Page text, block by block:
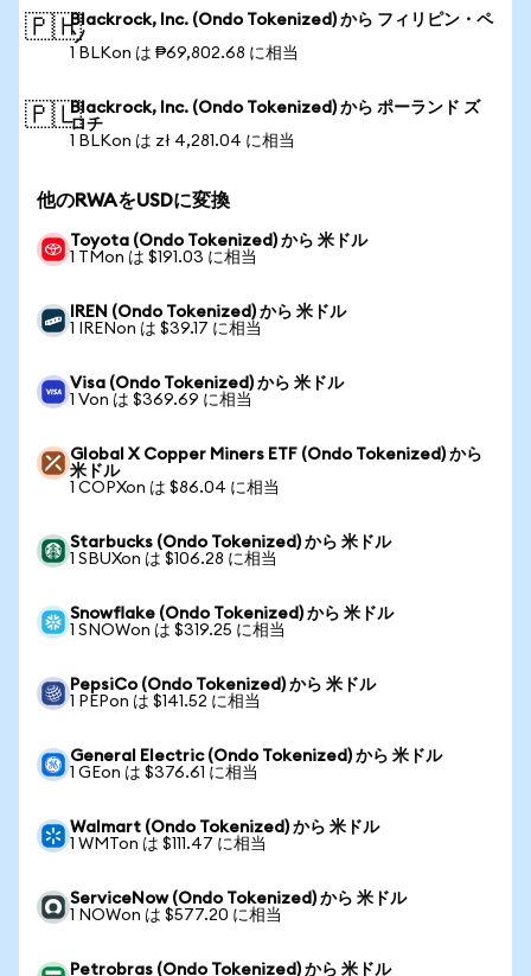
🇵🇭Blackrock, Inc. (Ondo Tokenized) から フィリピン・ペ
ソ
1 BLKon は ₱69,802.68 に相当
🇵🇱Blackrock, Inc. (Ondo Tokenized) から ポーランド ズ
ロチ
1 BLKon は zł 4,281.04 に相当
他のRWAをUSDに変換
Toyota (Ondo Tokenized) から 米ドル
1 TMon は $191.03 に相当
IREN (Ondo Tokenized) から 米ドル
1 IRENon は $39.17 に相当
Visa (Ondo Tokenized) から 米ドル
1 Von は $369.69 に相当
Global X Copper Miners ETF (Ondo Tokenized) から
米ドル
1 COPXon は $86.04 に相当
Starbucks (Ondo Tokenized) から 米ドル
1 SBUXon は $106.28 に相当
Snowflake (Ondo Tokenized) から 米ドル
1 SNOWon は $319.25 に相当
PepsiCo (Ondo Tokenized) から 米ドル
1 PEPon は $141.52 に相当
General Electric (Ondo Tokenized) から 米ドル
1 GEon は $376.61 に相当
Walmart (Ondo Tokenized) から 米ドル
1 WMTon は $111.47 に相当
ServiceNow (Ondo Tokenized) から 米ドル
1 NOWon は $577.20 に相当
Petrobras (Ondo Tokenized) から 米ドル